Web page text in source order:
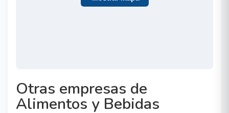
Otras empresas de
Alimentos y Bebidas